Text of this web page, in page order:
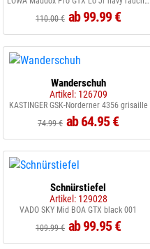
110.00 € ab 99.99 €
Wanderschuh
Artikel: 126709
KASTINGER GSK-Norderner 4356 grisaille
74.99 € ab 64.95 €
Schnürstiefel
Artikel: 129028
VADO SKY Mid BOA GTX black 001
109.99 € ab 99.95 €